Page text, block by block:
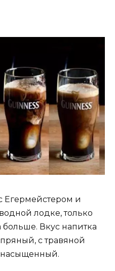
Егермейстером и
лодке, только
больше. Вкус напитка
с травяной
насыщенный.